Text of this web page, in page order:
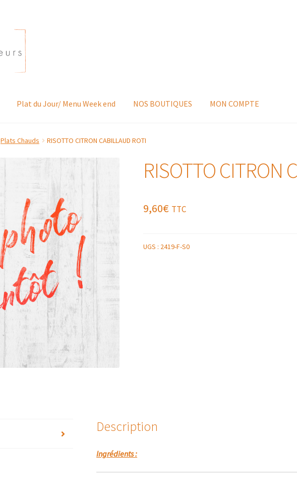
Plat du Jour/ Menu Week end NOS BOUTIQUES MON COMPTE
Plats Chauds RISOTTO CITRON CABILLAUD ROTI
RISOTTO CITRON
9,60€ TTC
UGS : 2419-F-S0
Description
Ingrédients :